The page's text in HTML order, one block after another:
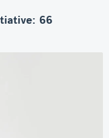
66